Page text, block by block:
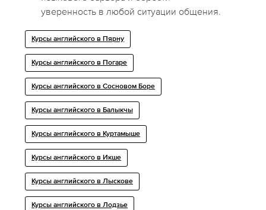
уверенность в любой ситуации общения.
Курсы английского в Пярну
Курсы английского в Погаре
Курсы английского в Сосновом Боре
Курсы английского в Балыкчы
Курсы английского в Куртамыше
Курсы английского в Икше
Курсы английского в Лыскове
Курсы английского в Лодзье